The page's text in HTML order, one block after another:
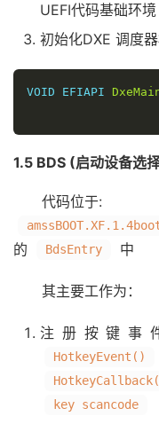
UEFI代码基础环
初始化DXE 调度
VOID EFIAPI
1.5 BDS (启动设备选
代码位于:
的 BdsEntry 中
其主要工作为：
注册按键事
HotkeyEvent()
key scancode